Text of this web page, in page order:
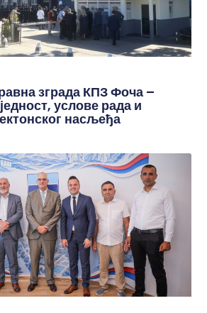
зграда КПЗ Фоча –
услове рада и
насљеђа